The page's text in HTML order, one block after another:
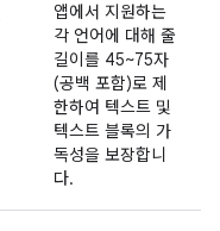
앱에서 지원하는
각 언어에 대해 줄
길이를 45~75자
(공백 포함)로 제
한하여 텍스트 및
텍스트 블록의 가
독성을 보장합니
다.